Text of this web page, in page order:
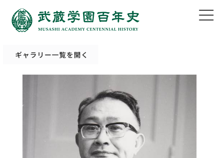
ギャラリー一覧を開く